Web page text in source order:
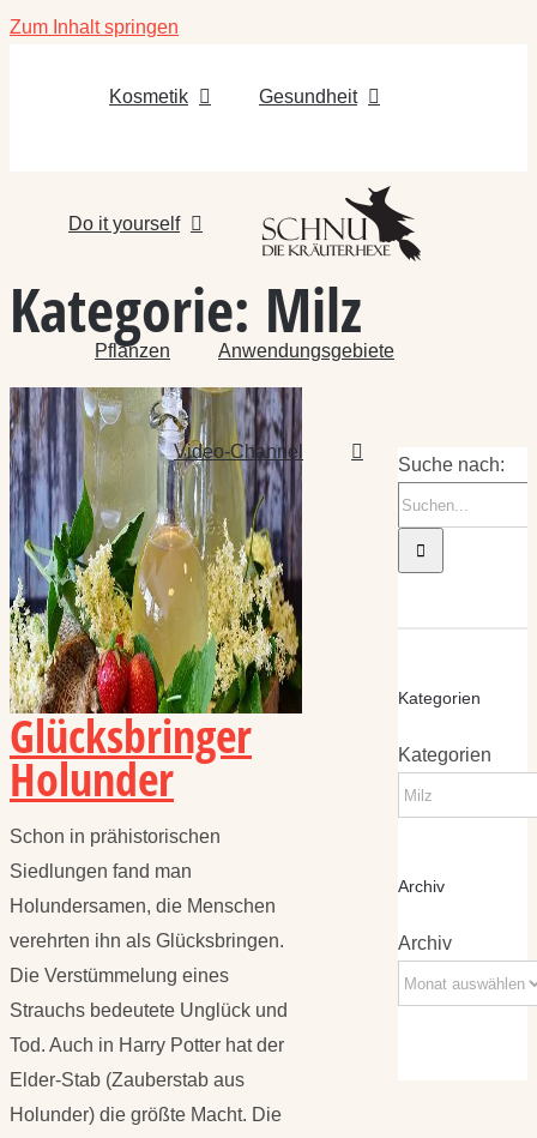
Zum Inhalt springen
Kosmetik Gesundheit
Do it yourself
Pflanzen Anwendungsgebiete
Video-Channel
Kategorie: Milz
Glücksbringer
Holunder
Schon in prähistorischen
Siedlungen fand man
Holundersamen, die Menschen
verehrten ihn als Glücksbringen.
Die Verstümmelung eines
Strauchs bedeutete Unglück und
Tod. Auch in Harry Potter hat der
Elder-Stab (Zauberstab aus
Holunder) die größte Macht. Die
Suche nach:
Kategorien
Kategorien
Archiv
Archiv